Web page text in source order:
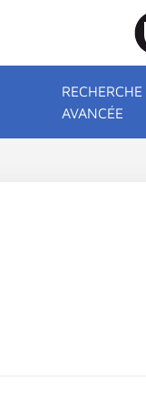
RECHERCHE
AVANCÉE